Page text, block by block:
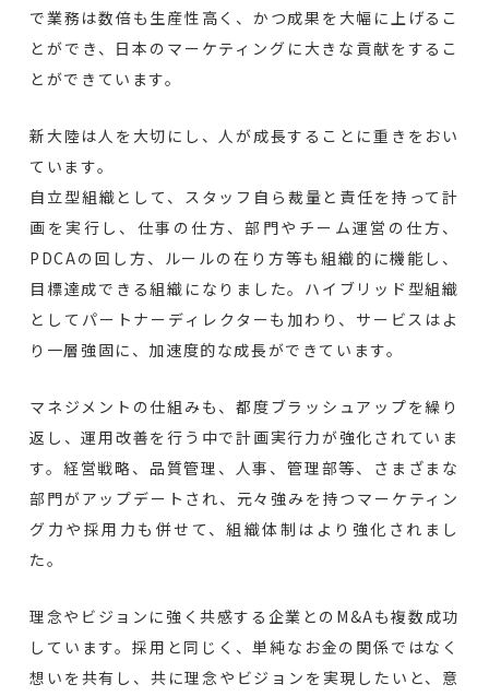
で業務は数倍も生産性高く、かつ成果を大幅に上げるこ
とができ、日本のマーケティングに大きな貢献をするこ
とができています。
新大陸は人を大切にし、人が成長することに重きをおい
ています。
自立型組織として、スタッフ自ら裁量と責任を持って計
画を実行し、仕事の仕方、部門やチーム運営の仕方、
PDCAの回し方、ルールの在り方等も組織的に機能し、
目標達成できる組織になりました。ハイブリッド型組織
としてパートナーディレクターも加わり、サービスはよ
り一層強固に、加速度的な成長ができています。
マネジメントの仕組みも、都度ブラッシュアップを繰り
返し、運用改善を行う中で計画実行力が強化されていま
す。経営戦略、品質管理、人事、管理部等、さまざまな
部門がアップデートされ、元々強みを持つマーケティン
グ力や採用力も併せて、組織体制はより強化されまし
た。
理念やビジョンに強く共感する企業とのM&Aも複数成功
しています。採用と同じく、単純なお金の関係ではなく
想いを共有し、共に理念やビジョンを実現したいと、意